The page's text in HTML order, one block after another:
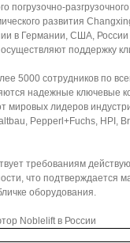
погрузочно-
развития
в Германии, США, России
осуществляют поддержку
5000 сотрудников по
надежные ключевые
мировых лидеров
Pepperl+Fuchs, HPI,
требованиям
что подтверждается
оборудования.
Noblelift в России